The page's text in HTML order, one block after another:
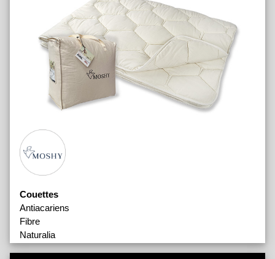
Couettes
Antiacariens
Fibre
Naturalia
Oreillers